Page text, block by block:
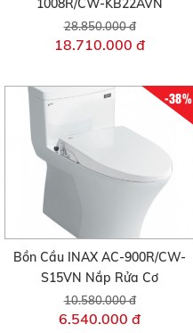
1008R/CW-KB22AVN
28.850.000 đ
18.710.000 đ
-38%
Bồn Cầu INAX AC-900R/CW-
S15VN Nắp Rửa Cơ
10.580.000 đ
6.540.000 đ